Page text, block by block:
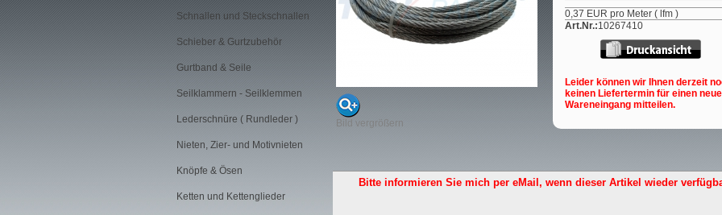
Schnallen und Steckschnallen
Schieber & Gurtzubehör
Gurtband & Seile
Seilklammern - Seilklemmen
Lederschnüre ( Rundleder )
Nieten, Zier- und Motivnieten
Knöpfe & Ösen
Ketten und Kettenglieder
Bild vergrößern
0,37 EUR pro Meter ( lfm )
Art.Nr.:10267410
Leider können wir Ihnen derzeit
keinen Liefertermin für einen
Wareneingang mitteilen.
Bitte informieren Sie mich per eMail, wenn dieser Artikel wieder